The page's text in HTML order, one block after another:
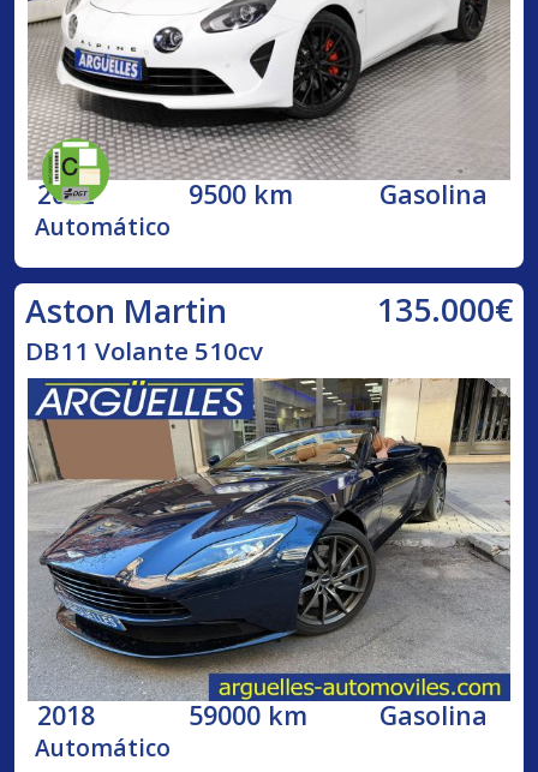
2022 9500 km Gasolina
Automático
Aston Martin 135.000€
DB11 Volante 510cv
2018 59000 km Gasolina
Automático